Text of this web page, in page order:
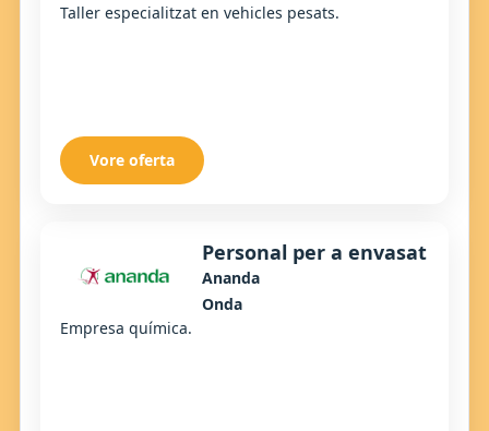
Taller especialitzat en vehicles pesats.
Vore oferta
Personal per a envasat
Ananda
Onda
Empresa química.